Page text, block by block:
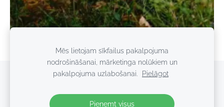
Sīkdatnes
Mēs lietojam sīkfailus pakalpojuma
nodrošināšanai, mārketinga nolūkiem un
pakalpojuma uzlabošanai.
Pielāgot
Pieņemt visus